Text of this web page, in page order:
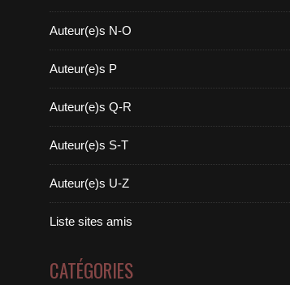
Auteur(e)s N-O
Auteur(e)s P
Auteur(e)s Q-R
Auteur(e)s S-T
Auteur(e)s U-Z
Liste sites amis
CATÉGORIES